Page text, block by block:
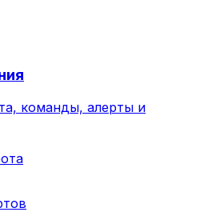
команды, алерты и